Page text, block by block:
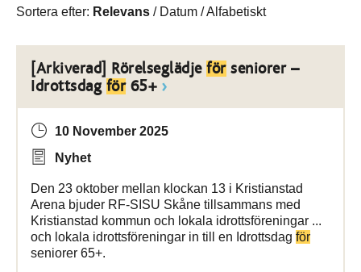
Sortera efter: Relevans / Datum /Alfabetiskt
[Arkiverad] Rörelseglädje förseniorer –
Idrottsdag för65+
10 November 2025
Nyhet
Den 23 oktober mellan klockan 13 i Kristianstad
Arena bjuder RF-SISU Skåne tillsammans med
Kristianstad kommun och lokala idrottsföreningar ...
och lokala idrottsföreningar in till en Idrottsdag för
seniorer 65+.